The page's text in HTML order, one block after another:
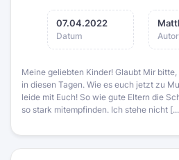
07.04.2022
Datum
Autor
Meine geliebten Kinder! Glaubt Mir
in diesen Tagen. Wie es euch jetzt zu
leide mit Euch! So wie gute Eltern die
so stark mitempfinden. Ich stehe nicht